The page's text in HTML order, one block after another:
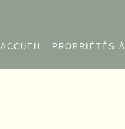
ACCUEIL PROPRIÉTÉS